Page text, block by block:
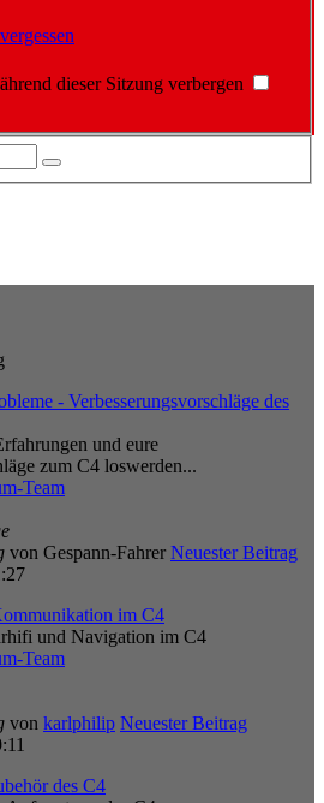
dieser Sitzung verbergen
- Verbesserungsvorschläge des
und eure
zum C4 loswerden...
Team
von Gespann-Fahrer Neuester Beitrag
im C4
und Navigation im C4
Team
von karlphilip Neuester Beitrag
des C4